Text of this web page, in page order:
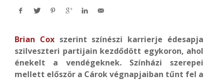
Brian Coxszerint színészi karrierje édesapja
szilveszteri partijain kezdődött egykoron, ahol
énekelt a vendégeknek. Színházi szerepei
mellett először a Cárok végnapjaiban tűnt fel a